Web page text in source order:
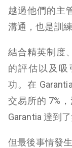
越過他們的主
溝通，也是訓
結合精英制度
的評估以及吸
功。在
交易所的 7%
Garantia 達到
但最後事情發